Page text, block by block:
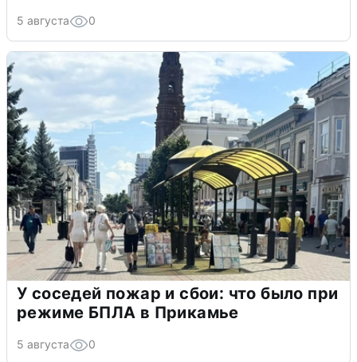
5 августа 0
У соседей пожар и сбои: что было при
режиме БПЛА в Прикамье
5 августа 0